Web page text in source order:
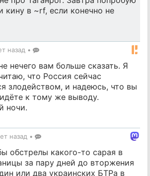
кину в ~rf, если конечно не
назад •
нечего вам больше сказать. Я
что Россия сейчас
злодейством, и надеюсь, что вы
к тому же выводу.
ночи.
назад •
обстрелы какого-то сарая в
за пару дней до вторжения
или два украинских БТРа в